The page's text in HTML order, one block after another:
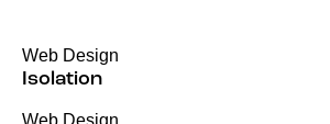
Web Design
Isolation
Web Design